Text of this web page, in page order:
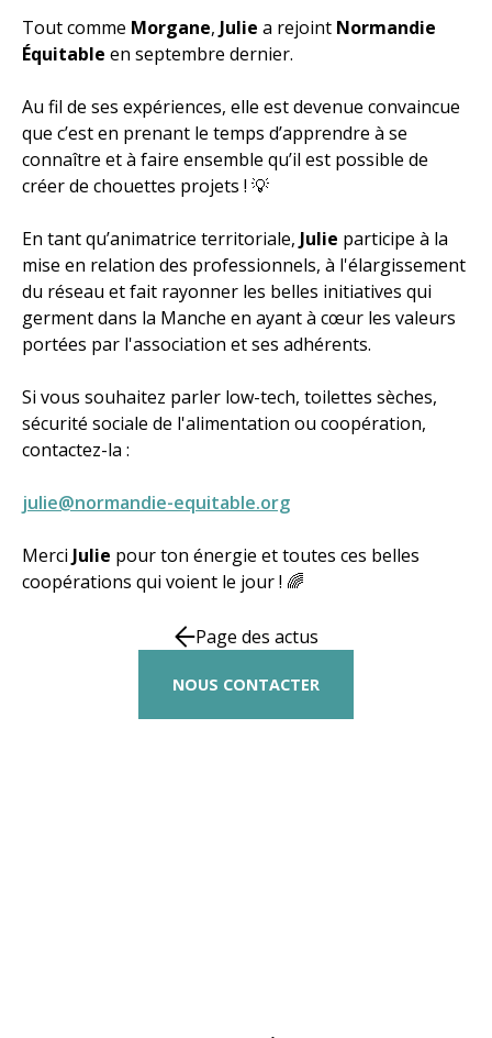
Tout comme Morgane, Julie a rejoint Normandie
Équitable en septembre dernier.
Au fil de ses expériences, elle est devenue convaincue
que c’est en prenant le temps d’apprendre à se
connaître et à faire ensemble qu’il est possible de
créer de chouettes projets ! 💡
En tant qu’animatrice territoriale, Julie participe à la
mise en relation des professionnels, à l'élargissement
du réseau et fait rayonner les belles initiatives qui
germent dans la Manche en ayant à cœur les valeurs
portées par l'association et ses adhérents.
Si vous souhaitez parler low-tech, toilettes sèches,
sécurité sociale de l'alimentation ou coopération,
contactez-la :
julie@normandie-equitable.org
Merci Julie pour ton énergie et toutes ces belles
coopérations qui voient le jour ! 🌈
Page des actus
NOUS CONTACTER